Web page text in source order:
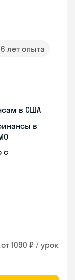
6 лет опыта
в США
в
с
от 1090 ₽ / урок